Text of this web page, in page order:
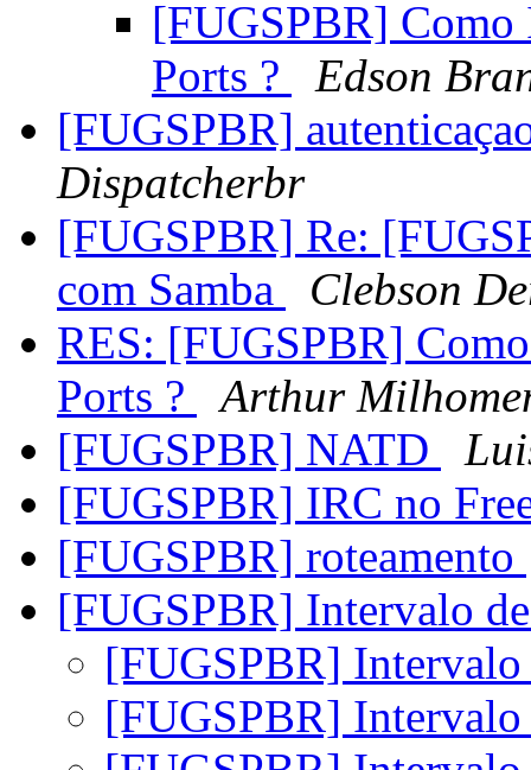
[FUGSPBR] Como
Ports ?
Edson
[FUGSPBR]
Dispatcherbr
[FUGSPBR] Re:
com Samba
Clebson
RES: [FUGSPBR]
Ports ?
Arthur
[FUGSPBR] NATD
[FUGSPBR] IRC no
[FUGSPBR] roteamento
[FUGSPBR] Intervalo
[FUGSPBR]
[FUGSPBR]